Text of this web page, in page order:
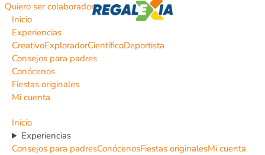
Quiero ser colaborador
Inicio
Experiencias
CreativoExploradorCientíficoDeportista
Consejos para padres
Conócenos
Fiestas originales
Mi cuenta
Inicio
Experiencias
Consejos para padresConócenosFiestas originalesMi cuenta